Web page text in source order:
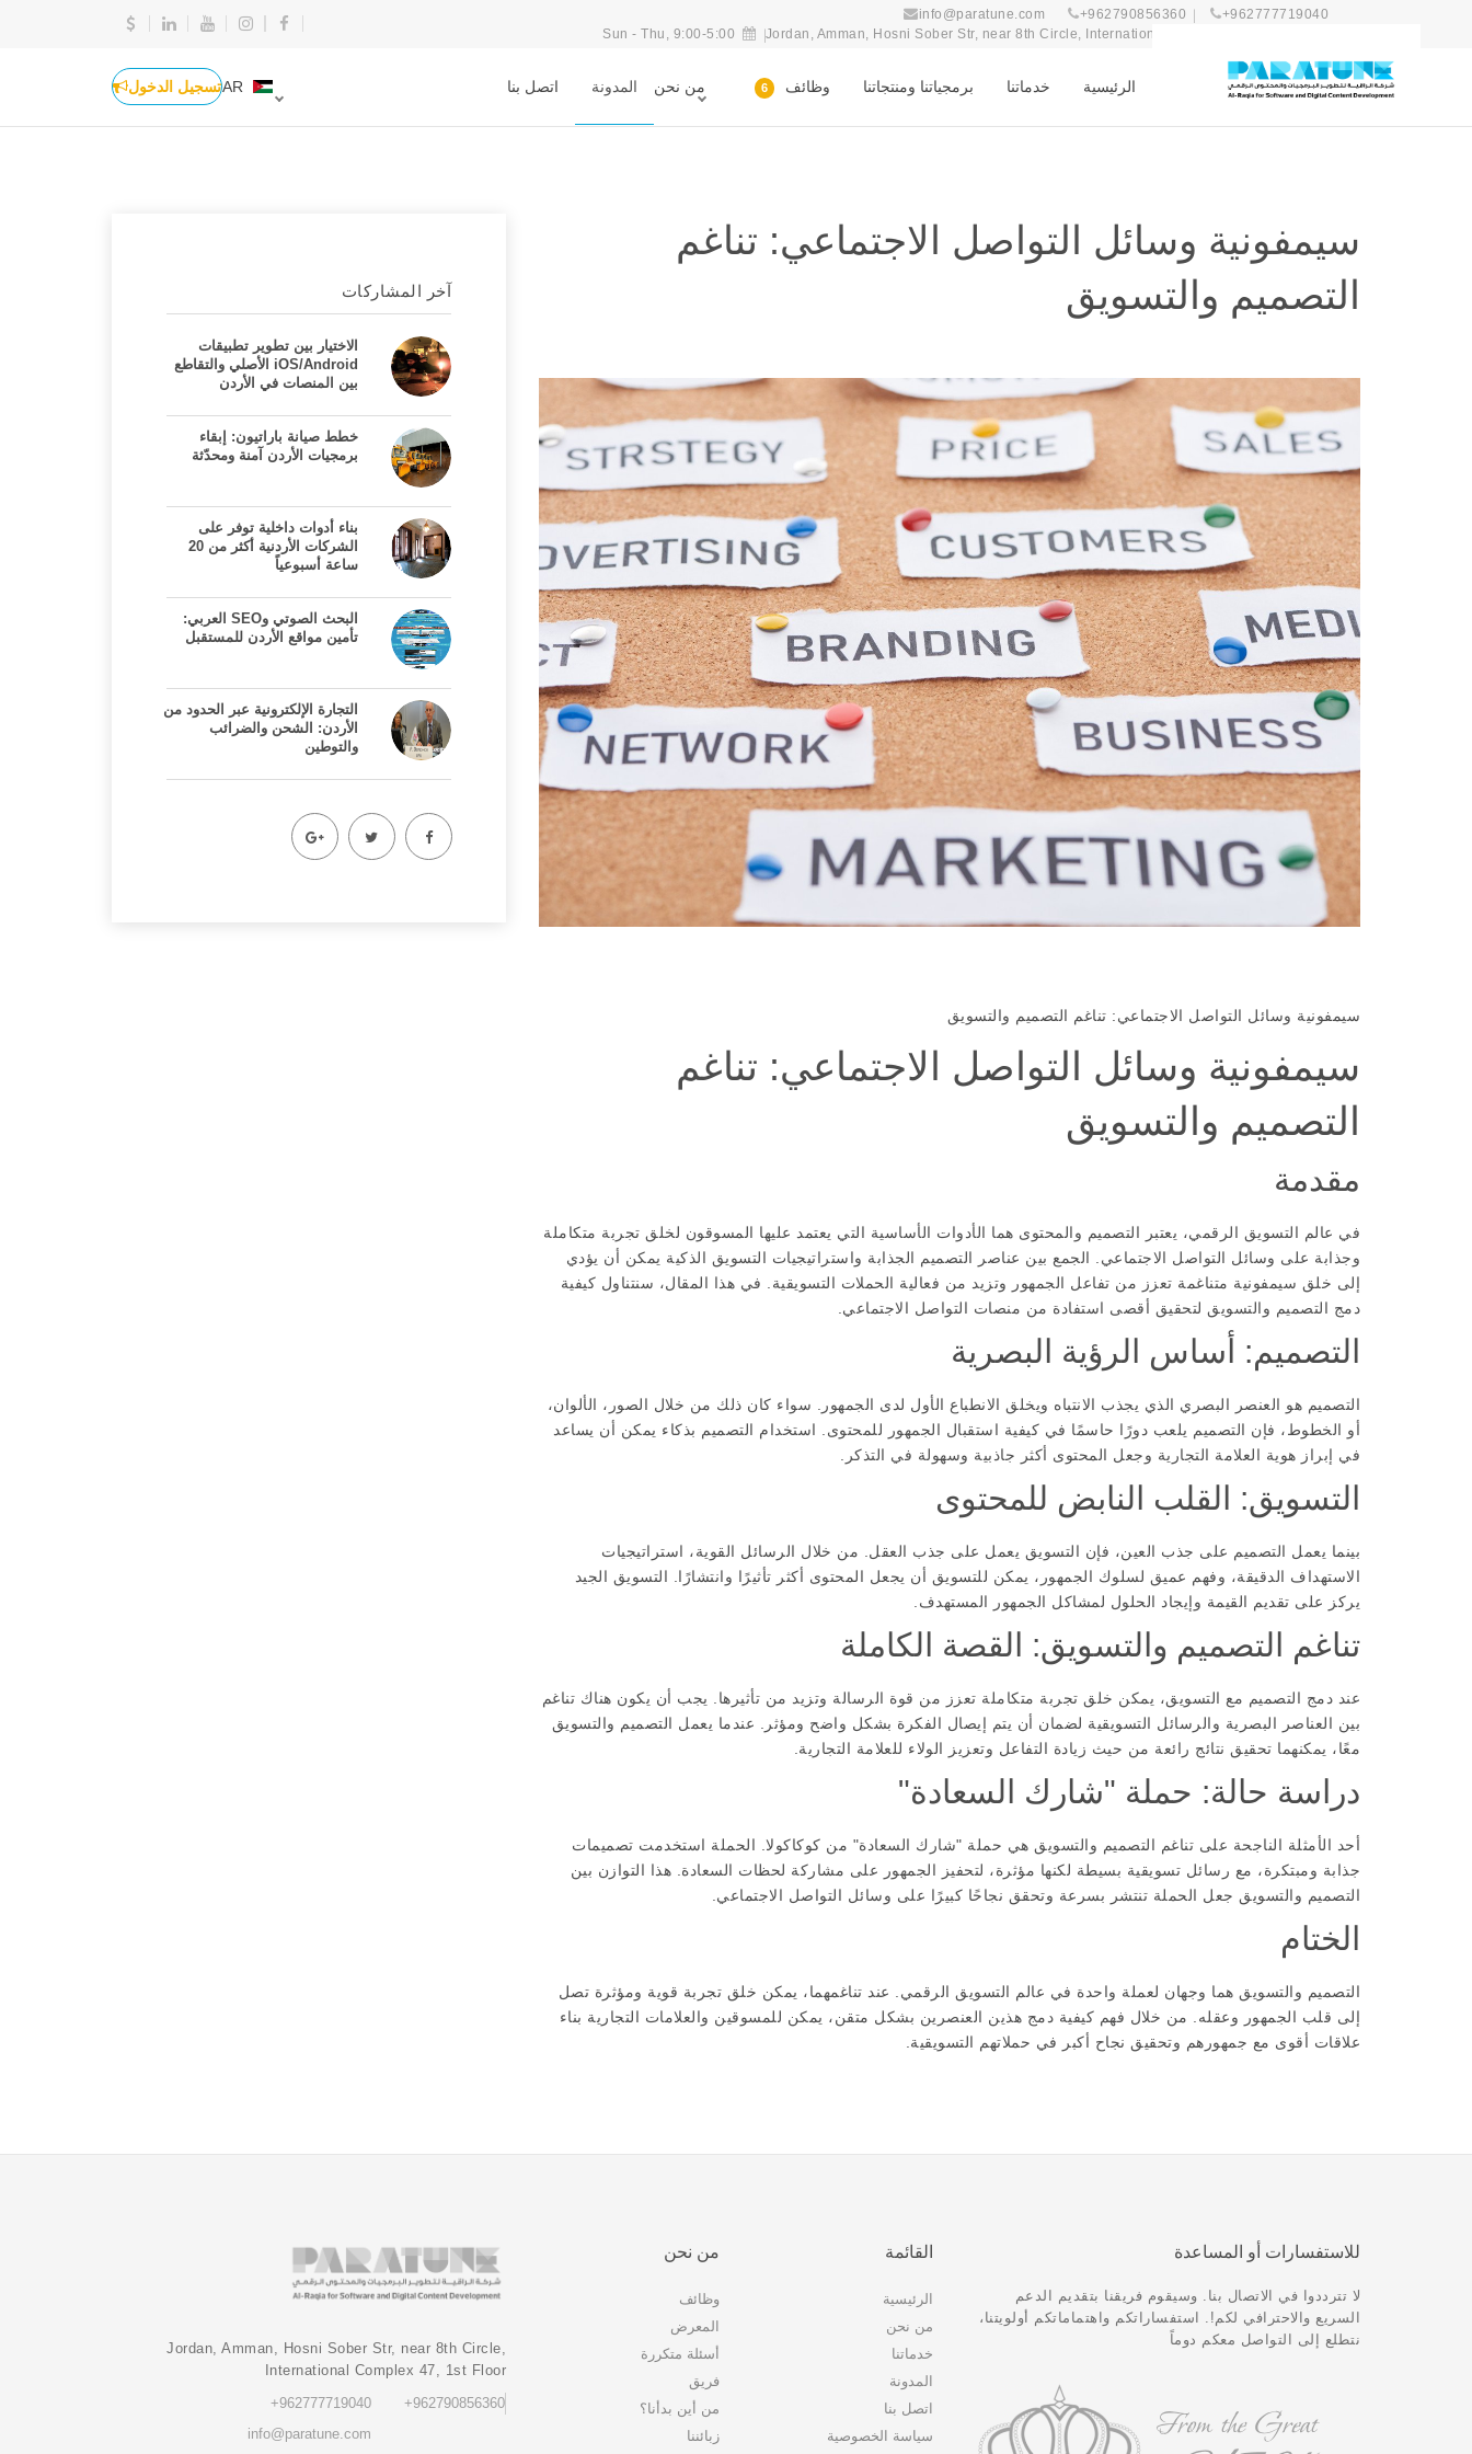
+962790856360 +962777719040
info@paratune.com
Jordan, Amman, Hosni Sober Str, near 8th Circle, International Complex 47, 1st Floor
Sun - Thu, 9:00-5:00
الرئيسية خدماتنا برمجياتنا ومنتجاتنا وظائف 6 من نحن المدونة اتصل بنا ARتسجيل الدخول
سيمفونية وسائل التواصل الاجتماعي: تناغم
التصميم والتسويق
سيمفونية وسائل التواصل الاجتماعي: تناغم التصميم والتسويق
سيمفونية وسائل التواصل الاجتماعي: تناغم
التصميم والتسويق
مقدمة
في عالم التسويق الرقمي، يعتبر التصميم والمحتوى هما الأدوات الأساسية التي يعتمد عليها المسوقون لخلق تجربة متكاملة
وجذابة على وسائل التواصل الاجتماعي. الجمع بين عناصر التصميم الجذابة واستراتيجيات التسويق الذكية يمكن أن يؤدي
إلى خلق سيمفونية متناغمة تعزز من تفاعل الجمهور وتزيد من فعالية الحملات التسويقية. في هذا المقال، سنتناول كيفية
دمج التصميم والتسويق لتحقيق أقصى استفادة من منصات التواصل الاجتماعي.
التصميم: أساس الرؤية البصرية
التصميم هو العنصر البصري الذي يجذب الانتباه ويخلق الانطباع الأول لدى الجمهور. سواء كان ذلك من خلال الصور، الألوان،
أو الخطوط، فإن التصميم يلعب دورًا حاسمًا في كيفية استقبال الجمهور للمحتوى. استخدام التصميم بذكاء يمكن أن يساعد
في إبراز هوية العلامة التجارية وجعل المحتوى أكثر جاذبية وسهولة في التذكر.
التسويق: القلب النابض للمحتوى
بينما يعمل التصميم على جذب العين، فإن التسويق يعمل على جذب العقل. من خلال الرسائل القوية، استراتيجيات
الاستهداف الدقيقة، وفهم عميق لسلوك الجمهور، يمكن للتسويق أن يجعل المحتوى أكثر تأثيرًا وانتشارًا. التسويق الجيد
يركز على تقديم القيمة وإيجاد الحلول لمشاكل الجمهور المستهدف.
تناغم التصميم والتسويق: القصة الكاملة
عند دمج التصميم مع التسويق، يمكن خلق تجربة متكاملة تعزز من قوة الرسالة وتزيد من تأثيرها. يجب أن يكون هناك تناغم
بين العناصر البصرية والرسائل التسويقية لضمان أن يتم إيصال الفكرة بشكل واضح ومؤثر. عندما يعمل التصميم والتسويق
معًا، يمكنهما تحقيق نتائج رائعة من حيث زيادة التفاعل وتعزيز الولاء للعلامة التجارية.
دراسة حالة: حملة "شارك السعادة"
أحد الأمثلة الناجحة على تناغم التصميم والتسويق هي حملة "شارك السعادة" من كوكاكولا. الحملة استخدمت تصميمات
جذابة ومبتكرة، مع رسائل تسويقية بسيطة لكنها مؤثرة، لتحفيز الجمهور على مشاركة لحظات السعادة. هذا التوازن بين
التصميم والتسويق جعل الحملة تنتشر بسرعة وتحقق نجاحًا كبيرًا على وسائل التواصل الاجتماعي.
الختام
التصميم والتسويق هما وجهان لعملة واحدة في عالم التسويق الرقمي. عند تناغمهما، يمكن خلق تجربة قوية ومؤثرة تصل
إلى قلب الجمهور وعقله. من خلال فهم كيفية دمج هذين العنصرين بشكل متقن، يمكن للمسوقين والعلامات التجارية بناء
علاقات أقوى مع جمهورهم وتحقيق نجاح أكبر في حملاتهم التسويقية.
آخر المشاركات
الاختيار بين تطوير تطبيقات
iOS/Android الأصلي والتقاطع
بين المنصات في الأردن
خطط صيانة باراتيون: إبقاء
برمجيات الأردن آمنة ومحدّثة
بناء أدوات داخلية توفر على
الشركات الأردنية أكثر من 20
ساعة أسبوعياً
البحث الصوتي وSEO العربي:
تأمين مواقع الأردن للمستقبل
التجارة الإلكترونية عبر الحدود من
الأردن: الشحن والضرائب
والتوطين
للاستفسارات أو المساعدة
لا تترددوا في الاتصال بنا. وسيقوم فريقنا بتقديم الدعم
السريع والاحترافي لكم!. استفساراتكم واهتماماتكم أولويتنا،
نتطلع إلى التواصل معكم دوماً
القائمة
الرئيسية
من نحن
خدماتنا
المدونة
اتصل بنا
سياسة الخصوصية
من نحن
وظائف
المعرض
أسئلة متكررة
فريق
من أين بدأنا؟
زبائننا
Jordan, Amman, Hosni Sober Str, near 8th Circle,
International Complex 47, 1st Floor
‎+962790856360‎
‎+962777719040‎
info@paratune.com